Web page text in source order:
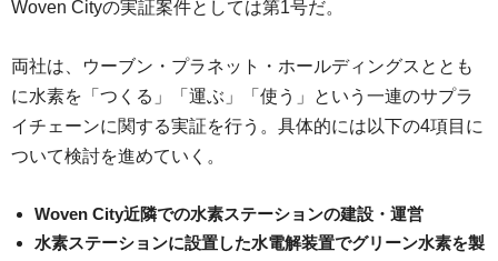
Woven Cityの実証案件としては第1号だ。
両社は、ウーブン・プラネット・ホールディングスととも
に水素を「つくる」「運ぶ」「使う」という一連のサプラ
イチェーンに関する実証を行う。具体的には以下の4項目に
ついて検討を進めていく。
Woven City近隣での水素ステーションの建設・運営
水素ステーションに設置した水電解装置でグリーン水素を製